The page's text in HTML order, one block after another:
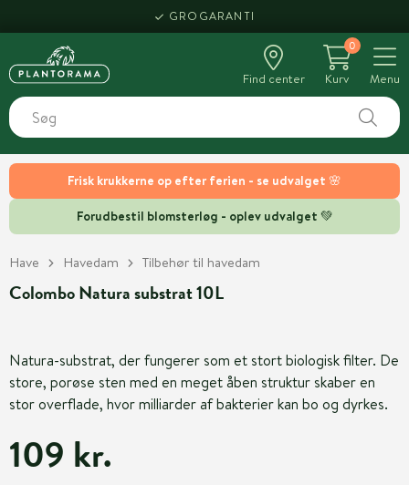
Frisk krukkerne op efter ferien - se udvalget 🌸
Forudbestil blomsterløg - oplev udvalget 💚
GROGARANTI
Find center
0
Kurv
Menu
Have Havedam Tilbehør til havedam
Colombo Natura substrat 10L
Natura-substrat, der fungerer som et stort biologisk filter. De
store, porøse sten med en meget åben struktur skaber en
stor overflade, hvor milliarder af bakterier kan bo og dyrkes.
109 kr.